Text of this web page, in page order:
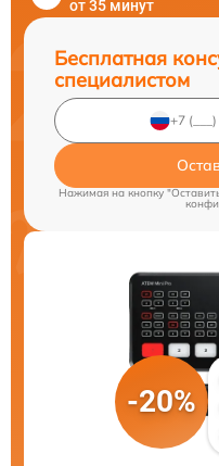
от 35 минут
Бесплатная
специалистом
Нажимая на кнопку
-20%